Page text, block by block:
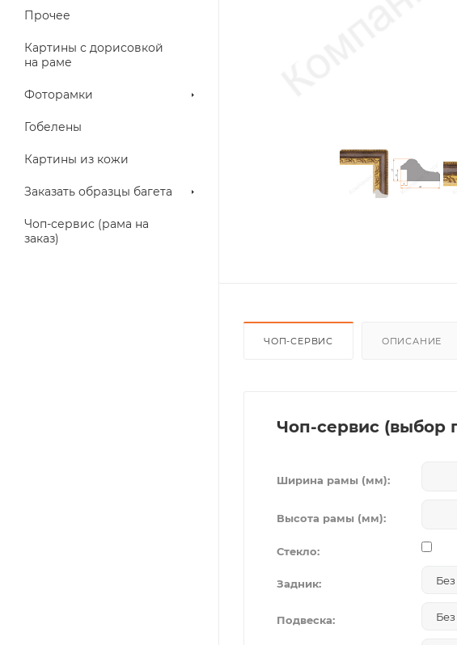
Прочее
Картины с дорисовкой
на раме
Фоторамки
Гобелены
Картины из кожи
Заказать образцы багета
Чоп-сервис (рама на
заказ)
ЧОП-СЕРВИС ОПИСАНИЕ
Чоп-сервис (выбор
Ширина рамы (мм):
Высота рамы (мм):
Стекло:
Задник:
Подвеска: